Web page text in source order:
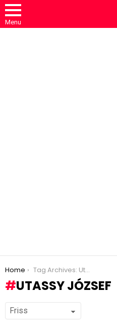
Menu
You are here:
Home Tag Archives: Utassy József
UTASSY JÓZSEF